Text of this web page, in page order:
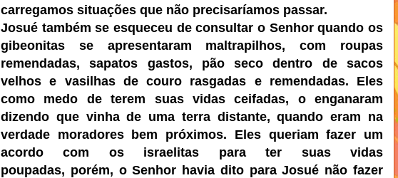
carregamos situações que não precisaríamos passar.
Josué também se esqueceu de consultar o Senhor quando os
gibeonitas se apresentaram maltrapilhos, com roupas
remendadas, sapatos gastos, pão seco dentro de sacos
velhos e vasilhas de couro rasgadas e remendadas. Eles
como medo de terem suas vidas ceifadas, o enganaram
dizendo que vinha de uma terra distante, quando eram na
verdade moradores bem próximos. Eles queriam fazer um
acordo com os israelitas para ter suas vidas
poupadas, porém, o Senhor havia dito para Josué não fazer